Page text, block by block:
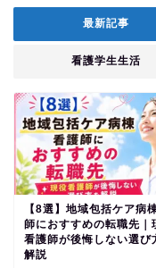
最新記事
看護学生生活
【8選】地域包括ケア病
師におすすめの転職先｜
看護師が後悔しない選び
解説